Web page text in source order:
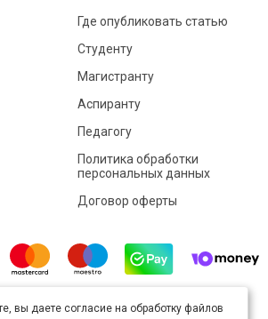
Где опубликовать статью
Студенту
Магистранту
Аспиранту
Педагогу
Политика обработки
персональных данных
Договор оферты
доступно полицензии Creative
вы даете согласие на обработку файлов